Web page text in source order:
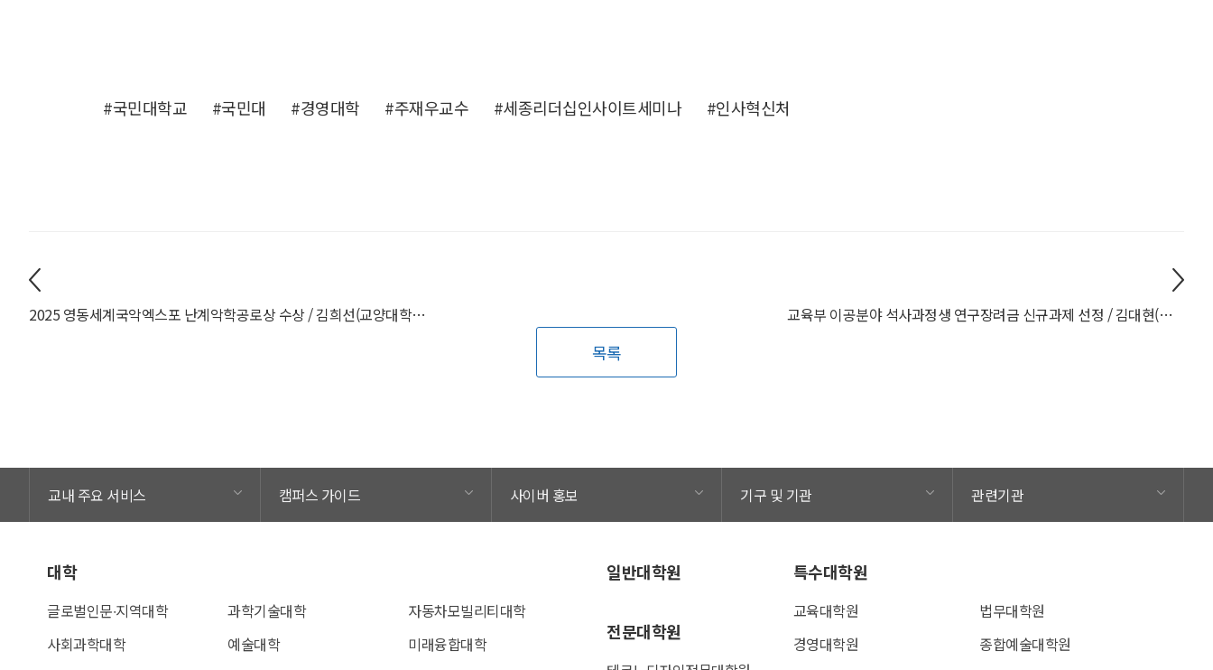
#국민대학교 #국민대 #경영대학 #주재우교수 #세종리더십인사이트세미나 #인사혁신처
2025 영동세계국악엑스포 난계악학공로상 수상 / 김희선(교양대학) 교수 교육부 이공분야 석사과정생 연구장려금 신규과제 선정 / 김대현(일반대학원 신소재공학과 석사과정 25) 학생
목록
교내 주요 서비스 캠퍼스 가이드 사이버 홍보 기구 및 기관 관련기관
대학
글로벌인문∙지역대학
사회과학대학
과학기술대학
예술대학
자동차모빌리티대학
미래융합대학
일반대학원
전문대학원
특수대학원
교육대학원
경영대학원
법무대학원
종합예술대학원